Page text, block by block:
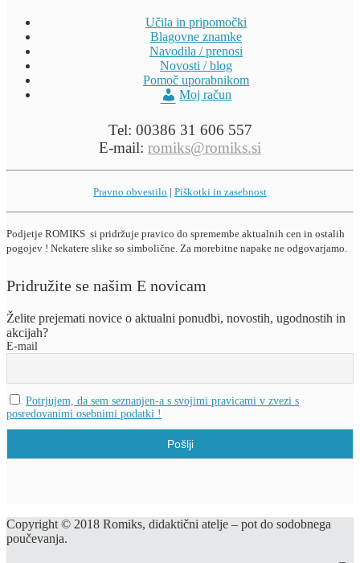
Učila in pripomočki
Blagovne znamke
Navodila / prenosi
Novosti / blog
Pomoč uporabnikom
Moj račun
Tel: 00386 31 606 557
E-mail: romiks@romiks.si
Pravno obvestilo | Piškotki in zasebnost
Podjetje ROMIKS si pridržuje pravico do spremembe aktualnih cen in ostalih
pogojev ! Nekatere slike so simbolične. Za morebitne napake ne odgovarjamo.
Pridružite se našim E novicam
Želite prejemati novice o aktualni ponudbi, novostih, ugodnostih in
akcijah?
E-mail
Potrjujem, da sem seznanjen-a s svojimi pravicami v zvezi s
posredovanimi osebnimi podatki !
Copyright © 2018 Romiks, didaktični atelje – pot do sodobnega
poučevanja.